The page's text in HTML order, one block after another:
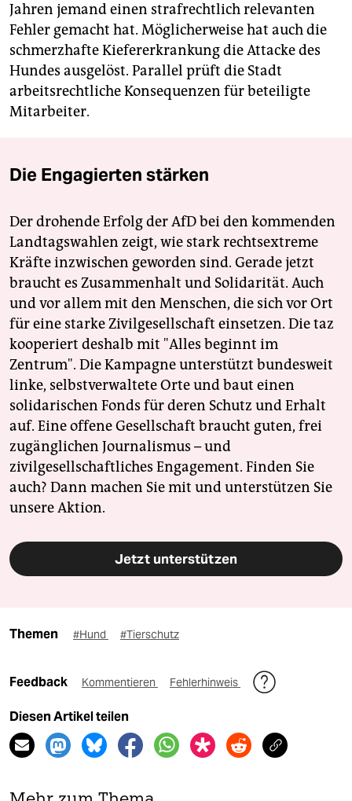
Jahren jemand einen strafrechtlich relevanten
Fehler gemacht hat. Möglicherweise hat auch die
schmerzhafte Kiefererkrankung die Attacke des
Hundes ausgelöst. Parallel prüft die Stadt
arbeitsrechtliche Konsequenzen für beteiligte
Mitarbeiter.
Die Engagierten stärken
Der drohende Erfolg der AfD bei den kommenden
Landtagswahlen zeigt, wie stark rechtsextreme
Kräfte inzwischen geworden sind. Gerade jetzt
braucht es Zusammenhalt und Solidarität. Auch
und vor allem mit den Menschen, die sich vor Ort
für eine starke Zivilgesellschaft einsetzen. Die taz
kooperiert deshalb mit "Alles beginnt im
Zentrum". Die Kampagne unterstützt bundesweit
linke, selbstverwaltete Orte und baut einen
solidarischen Fonds für deren Schutz und Erhalt
auf. Eine offene Gesellschaft braucht guten, frei
zugänglichen Journalismus – und
zivilgesellschaftliches Engagement. Finden Sie
auch? Dann machen Sie mit und unterstützen Sie
unsere Aktion.
Jetzt unterstützen
Themen #Hund #Tierschutz
Feedback Kommentieren Fehlerhinweis
Diesen Artikel teilen